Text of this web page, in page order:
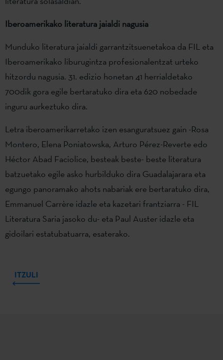
Iberoamerikako literatura jaialdi nagusia
Munduko literatura jaialdi garrantzitsuenetakoa da FIL eta
Iberoamerikako liburugintza profesionalentzat urteko
hitzordu nagusia. 31. edizio honetan 41 herrialdetako
700dik gora egile bertaratuko dira eta 620 nobedade
inguru aurkeztuko dira.
Letra iberoamerikarretako izen esanguratsuez gain -Rosa
Montero, Elena Poniatowska, Arturo Pérez-Reverte edo
Héctor Abad Faciolice, besteak beste- beste literatura
batzuetako egile asko hurbilduko dira Guadalajarara eta
egungo panoramako ahots nabariak ere bertaratuko dira,
Emmanuel Carrère idazle eta kazetari frantziarra - FIL
Literatura Saria jasoko du- eta Paul Auster idazle eta
gidoilari estatubatuarra, esaterako.
ITZULI